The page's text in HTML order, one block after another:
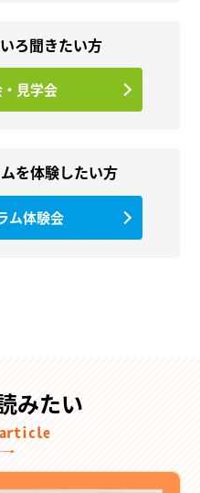
ろ聞きたい方
見学会
を体験したい方
ム体験会
みたい